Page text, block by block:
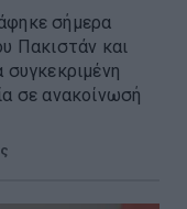
σήμερα
Πακιστάν και
συγκεκριμένη
σε ανακοίνωσή